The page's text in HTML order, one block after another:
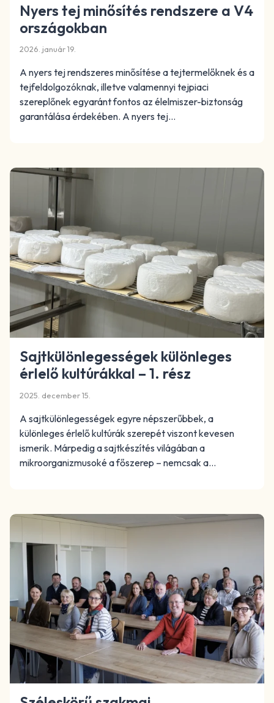
Nyers tej minősítés rendszere a V4
országokban
2026. január 19.
A nyers tej rendszeres minősítése a tejtermelőknek és a
tejfeldolgozóknak, illetve valamennyi tejpiaci
szereplőnek egyaránt fontos az élelmiszer-biztonság
garantálása érdekében. A nyers tej…
Sajtkülönlegességek különleges
érlelő kultúrákkal – 1. rész
2025. december 15.
A sajtkülönlegességek egyre népszerűbbek, a
különleges érlelő kultúrák szerepét viszont kevesen
ismerik. Márpedig a sajtkészítés világában a
mikroorganizmusoké a főszerep – nemcsak a…